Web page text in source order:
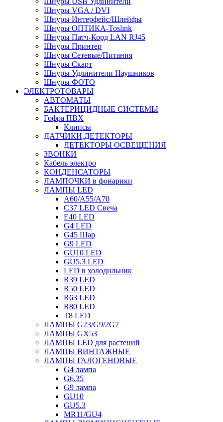
Шнуры VGA / DVI
Шнуры Интерфейс/Шлейфы
Шнуры ОПТИКА-Toslink
Шнуры Патч-Корд LAN RJ45
Шнуры Принтер
Шнуры Сетевые/Питания
Шнуры Скарт
Шнуры Удлинители Наушников
Шнуры ФОТО
ЭЛЕКТРОТОВАРЫ
АВТОМАТЫ
БАКТЕРИЦИДНЫЕ СИСТЕМЫ
Гофра ПВХ
Клипсы
ДАТЧИКИ,ДЕТЕКТОРЫ
ДЕТЕКТОРЫ ОСВЕЩЕНИЯ
ЗВОНКИ
Кабель электро
КОНДЕНСАТОРЫ
ЛАМПОЧКИ в фонарики
ЛАМПЫ LED
A60/A55/A70
C37 LED Свеча
E40 LED
G4 LED
G45 Шар
G9 LED
GU10 LED
GU5.3 LED
LED в холодильник
R39 LED
R50 LED
R63 LED
R80 LED
T8 LED
ЛАМПЫ G23/G9/2G7
ЛАМПЫ GX53
ЛАМПЫ LED для растений
ЛАМПЫ ВИНТАЖНЫЕ
ЛАМПЫ ГАЛОГЕНОВЫЕ
G4 лампа
G6.35
G9 лампа
GU10
GU5.3
MR11/GU4